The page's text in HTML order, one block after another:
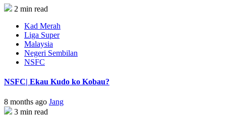
2 min read
Kad Merah
Liga Super
Malaysia
Negeri Sembilan
NSFC
NSFC| Ekau Kudo ko Kobau?
8 months ago Jang
3 min read